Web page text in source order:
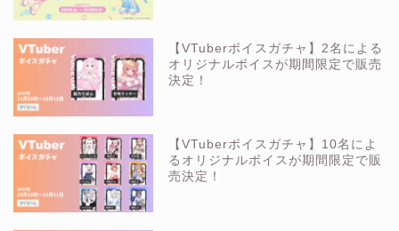
【VTuberボイスガチャ】2名による
オリジナルボイスが期間限定で販売
決定！
【VTuberボイスガチャ】10名によ
るオリジナルボイスが期間限定で販
売決定！